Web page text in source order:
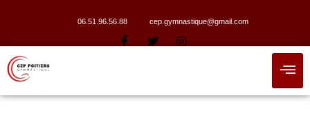
06.51.96.56.88 cep.gymnastique@gmail.com